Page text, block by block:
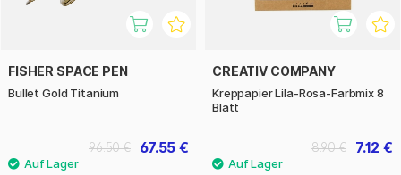
FISHER SPACE PEN
Bullet Gold Titanium
67.55 €
96.50 €
CREATIV COMPANY
Kreppapier Lila-Rosa-Farbmix 8
Blatt
7.12 €
8.90 €